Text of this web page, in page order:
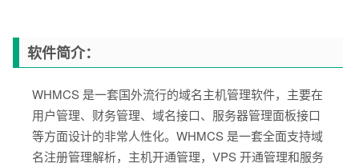
软件简介：
WHMCS 是一套国外流行的域名主机管理软件，主要在
用户管理、财务管理、域名接口、服务器管理面板接口
等方面设计的非常人性化。WHMCS 是一套全面支持域
名注册管理解析，主机开通管理，VPS 开通管理和服务